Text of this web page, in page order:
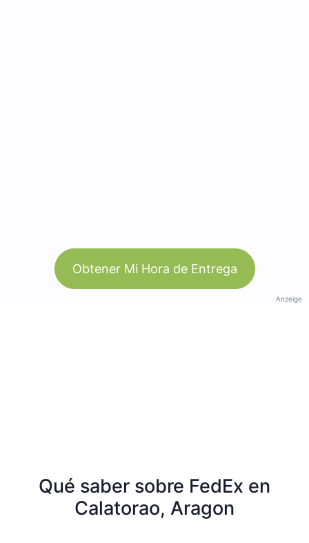
Obtener Mi Hora de Entrega
Anzeige
Qué saber sobre FedEx en
Calatorao, Aragon